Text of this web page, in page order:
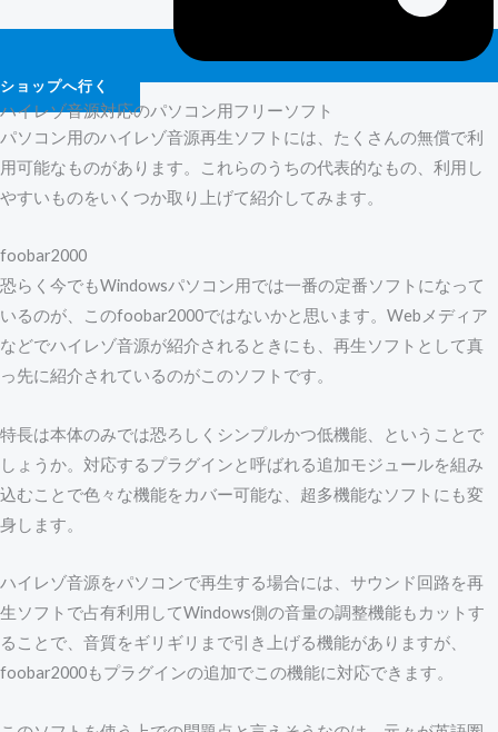
ショップへ行く
ハイレゾ音源対応のパソコン用フリーソフト
パソコン用のハイレゾ音源再生ソフトには、たくさんの無償で利
用可能なものがあります。これらのうちの代表的なもの、利用し
やすいものをいくつか取り上げて紹介してみます。
foobar2000
恐らく今でもWindowsパソコン用では一番の定番ソフトになって
いるのが、このfoobar2000ではないかと思います。Webメディア
などでハイレゾ音源が紹介されるときにも、再生ソフトとして真
っ先に紹介されているのがこのソフトです。
特長は本体のみでは恐ろしくシンプルかつ低機能、ということで
しょうか。対応するプラグインと呼ばれる追加モジュールを組み
込むことで色々な機能をカバー可能な、超多機能なソフトにも変
身します。
ハイレゾ音源をパソコンで再生する場合には、サウンド回路を再
生ソフトで占有利用してWindows側の音量の調整機能もカットす
ることで、音質をギリギリまで引き上げる機能がありますが、
foobar2000もプラグインの追加でこの機能に対応できます。